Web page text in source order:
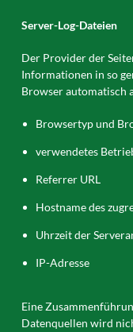
Server-Log-Dateien
Der Provider der
Informationen in so
Browser automatisch
Browsertyp und
verwendetes
Referrer URL
Hostname des
Uhrzeit der
IP-Adresse
Eine
Datenquellen wird